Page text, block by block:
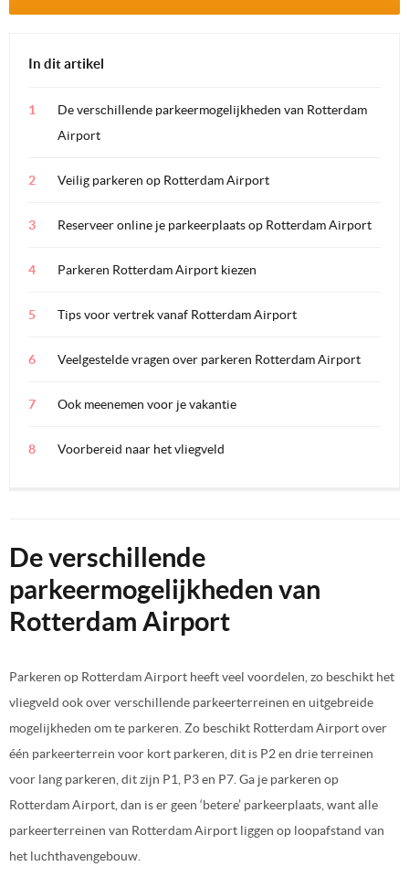
In dit artikel
De verschillende parkeermogelijkheden van Rotterdam
Airport
Veilig parkeren op Rotterdam Airport
Reserveer online je parkeerplaats op Rotterdam Airport
Parkeren Rotterdam Airport kiezen
Tips voor vertrek vanaf Rotterdam Airport
Veelgestelde vragen over parkeren Rotterdam Airport
Ook meenemen voor je vakantie
Voorbereid naar het vliegveld
De verschillende
parkeermogelijkheden van
Rotterdam Airport
Parkeren op Rotterdam Airport heeft veel voordelen, zo beschikt het
vliegveld ook over verschillende parkeerterreinen en uitgebreide
mogelijkheden om te parkeren. Zo beschikt Rotterdam Airport over
één parkeerterrein voor kort parkeren, dit is P2 en drie terreinen
voor lang parkeren, dit zijn P1, P3 en P7. Ga je parkeren op
Rotterdam Airport, dan is er geen ‘betere’ parkeerplaats, want alle
parkeerterreinen van Rotterdam Airport liggen op loopafstand van
het luchthavengebouw.